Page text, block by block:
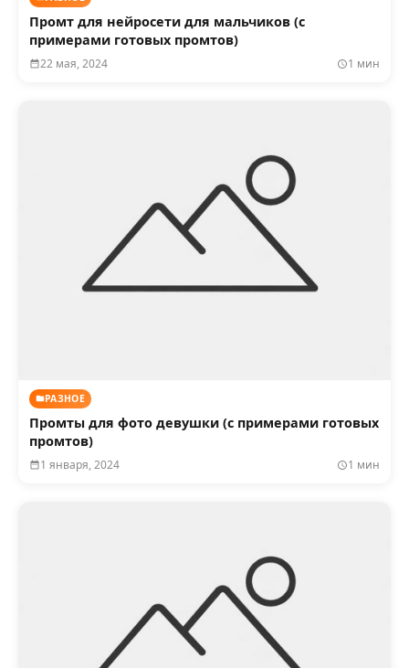
Промт для нейросети для мальчиков (с
примерами готовых промтов)
22 мая, 2024 1 мин
РАЗНОЕ
Промты для фото девушки (с примерами готовых
промтов)
1 января, 2024 1 мин